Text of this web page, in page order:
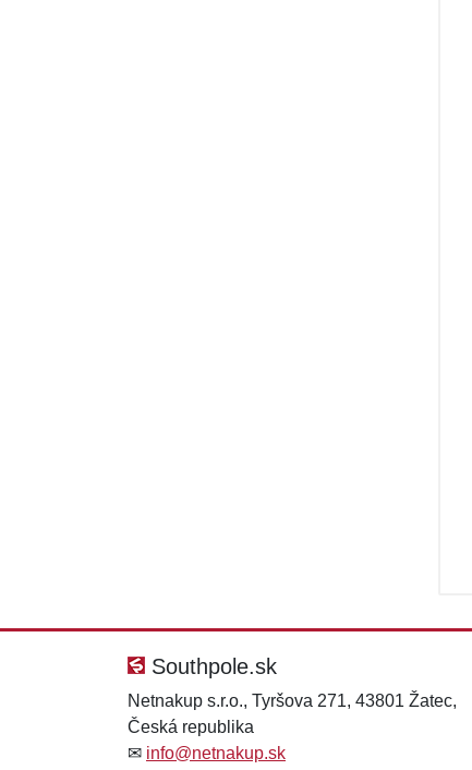
Southpole.sk
Netnakup s.r.o., Tyršova 271, 43801 Žatec,
Česká republika
✉ info@netnakup.sk